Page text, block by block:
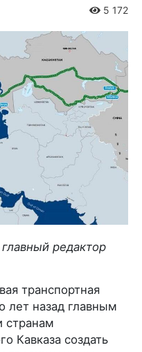
5 172
редактор
транспортная
лет назад главным
странам
Кавказа создать